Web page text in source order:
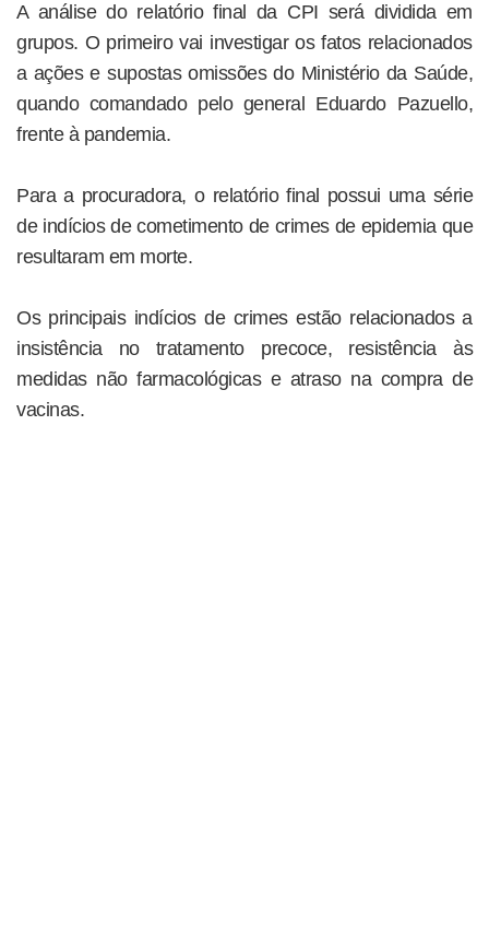
A análise do relatório final da CPI será dividida em
grupos. O primeiro vai investigar os fatos relacionados
a ações e supostas omissões do Ministério da Saúde,
quando comandado pelo general Eduardo Pazuello,
frente à pandemia.
Para a procuradora, o relatório final possui uma série
de indícios de cometimento de crimes de epidemia que
resultaram em morte.
Os principais indícios de crimes estão relacionados a
insistência no tratamento precoce, resistência às
medidas não farmacológicas e atraso na compra de
vacinas.